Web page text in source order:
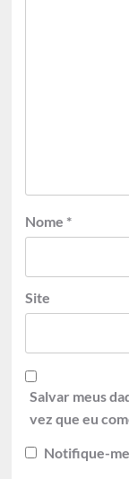
Nome *
Site
Salvar meus
vez que eu
Notifique-